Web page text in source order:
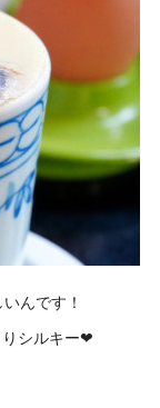
んです！
シルキー❤